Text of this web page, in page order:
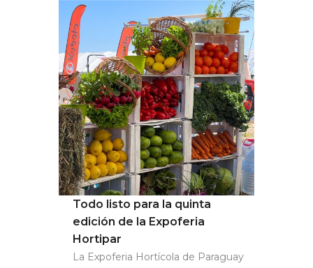
Todo listo para la quinta
edición de la Expoferia
Hortipar
La Expoferia Hortícola de Paraguay